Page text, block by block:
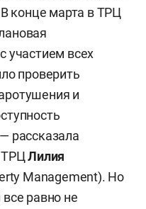
конце марта в ТРЦ
участием всех
проверить
и
рассказала
ТРЦЛилия
Management). Но
равно не